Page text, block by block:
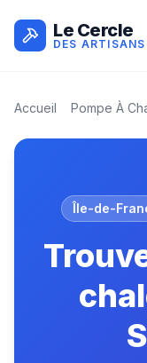
Le Cercle
DES ARTISANS
Accueil Pompe À
Île-de-